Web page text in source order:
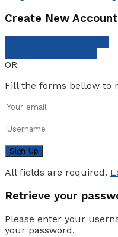
Create New
OR
Fill the forms bellow to
All fields are required.
Retrieve your
Please enter your
your password.